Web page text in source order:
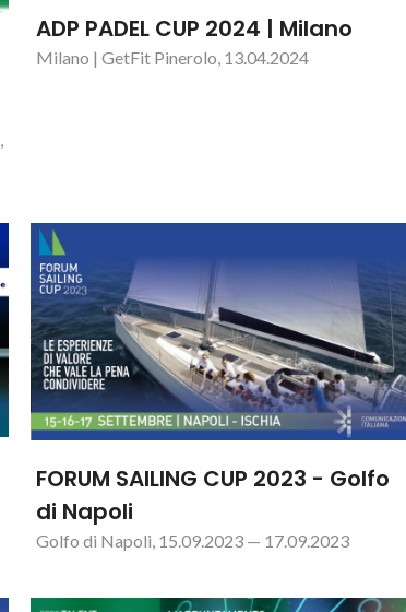
ADP PADEL CUP 2024 | Milano
Milano | GetFit Pinerolo, 13.04.2024
FORUM SAILING CUP 2023 - Golfo
di Napoli
Golfo di Napoli, 15.09.2023 — 17.09.2023